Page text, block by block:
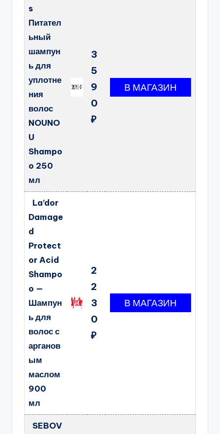
s
Питател
ьный
шампун
ь для
уплотне
ния
волос
NOUNO
U
Shampo
o 250
мл
3
5
9
0
₽
La’dor
Damage
d
Protect
or Acid
Shampo
o —
Шампун
ь для
волос с
арганов
ым
маслом
900
мл
2
2
3
0
₽
SEBOV